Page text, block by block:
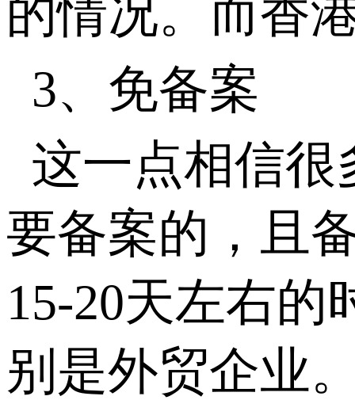
的情况。而香
3、免备案
这一点相信很
要备案的，且
15-20天左右
别是外贸企业